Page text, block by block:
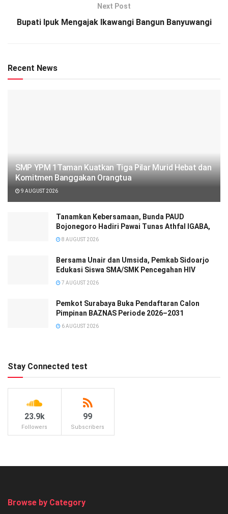
Next Post
Bupati Ipuk Mengajak Ikawangi Bangun Banyuwangi
Recent News
SMP YPM 1Taman Kuatkan Tiga Pilar Murid Hebat dan
Komitmen Banggakan Orangtua
9 AUGUST 2026
Tanamkan Kebersamaan, Bunda PAUD
Bojonegoro Hadiri Pawai Tunas Athfal IGABA,
8 AUGUST 2026
Bersama Unair dan Umsida, Pemkab Sidoarjo
Edukasi Siswa SMA/SMK Pencegahan HIV
7 AUGUST 2026
Pemkot Surabaya Buka Pendaftaran Calon
Pimpinan BAZNAS Periode 2026–2031
6 AUGUST 2026
Stay Connected test
23.9k
Followers
99
Subscribers
Browse by Category